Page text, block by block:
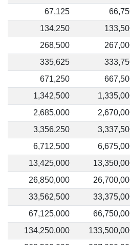
67,125
134,250
268,500
335,625
671,250
1,342,500
2,685,000
3,356,250
6,712,500
13,425,000
26,850,000
33,562,500
67,125,000
134,250,000